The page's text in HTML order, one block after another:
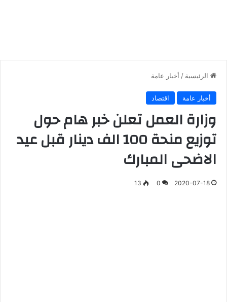
الرئيسية / أخبار عامة
أخبار عامة اقتصاد
وزارة العمل تعلن خبر هام حول
توزيع منحة 100 الف دينار قبل عيد
الاضحى المبارك
2020-07-18
0
13